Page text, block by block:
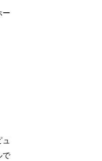
ー
で